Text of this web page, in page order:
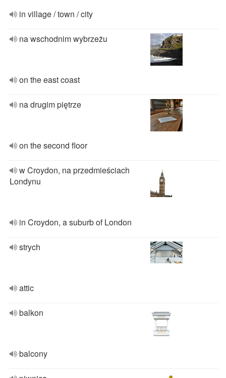
in village / town / city
na wschodnim wybrzeżu
on the east coast
na drugim piętrze
on the second floor
w Croydon, na przedmieściach
Londynu
in Croydon, a suburb of London
strych
attic
balkon
balcony